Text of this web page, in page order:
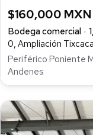
$160,000 MXN
Bodega comercial
0, Ampliación
Periférico Poniente
Andenes